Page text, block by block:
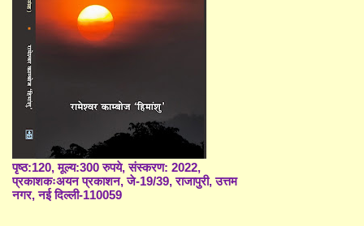
पृष्ठ:120, मूल्य:300 रुपये, संस्करण: 2022,
प्रकाशकःअयन प्रकाशन, जे-19/39, राजापुरी, उत्तम
नगर, नई दिल्ली-110059